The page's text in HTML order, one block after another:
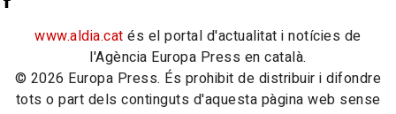
www.aldia.cat és el portal d'actualitat i notícies de
l'Agència Europa Press en català.
© 2026 Europa Press. És prohibit de distribuir i difondre
tots o part dels continguts d'aquesta pàgina web sense